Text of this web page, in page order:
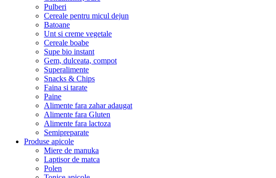
Pulberi
Cereale pentru micul dejun
Batoane
Unt si creme vegetale
Cereale boabe
Supe bio instant
Gem, dulceata, compot
Superalimente
Snacks & Chips
Faina si tarate
Paine
Alimente fara zahar adaugat
Alimente fara Gluten
Alimente fara lactoza
Semipreparate
Produse apicole
Miere de manuka
Laptisor de matca
Polen